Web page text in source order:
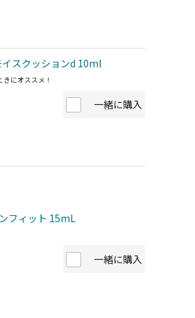
スクッションd 10ml
にオススメ！
一緒に購入
フィット 15mL
一緒に購入